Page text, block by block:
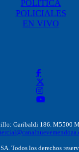
POLÍTICA
POLICIALES
EN VIVO
Garibaldi 186. M5500
Todos los derechos